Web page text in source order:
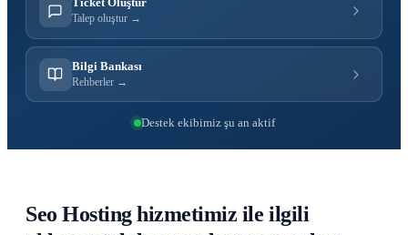
Talep oluştur →
Bilgi Bankası
Rehberler →
Destek ekibimiz şu an aktif
Seo Hosting hizmetimiz ile ilgili